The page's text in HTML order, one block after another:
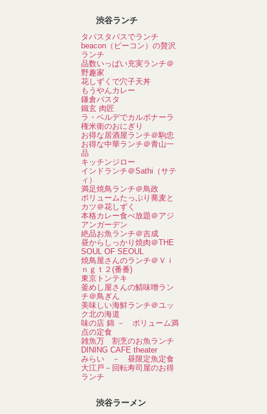
渋谷ランチ
タパスタパスでランチ
beacon（ビーコン）の贅沢
ランチ
品数いっぱい充実ランチ＠
野趣家
花しずくで穴子天丼
もうやんカレー
鎌倉パスタ
鐵玄 肉匠
ラ・ベルデでカルボナーラ
権米衛のおにぎり
お得な居酒屋ランチ＠駒忠
お得な中華ランチ＠青山一
品
キッチンジロー
インドランチ＠Sathi（サテ
ィ）
満足焼鳥ランチ＠鳥政
ボリュームたっぷり蕎麦と
カツ＠花しずく
本格カレー食べ放題＠アジ
アンガーデン
絶品お魚ランチ＠吉成
昼からしっかり焼肉＠THE
SOUL OF SEOUL
焼鳥屋さんのランチ＠Ｖｉ
ｎｇｔ２(番番)
東京トンテキ
釜めし屋さんの鯖味噌ラン
チ＠鳥ぎん
美味しい海鮮ランチ＠ユッ
ク北の海道
味の店 錦 － ボリューム満
点の定食
雑魚万 割烹のお魚ランチ
DINING CAFE theater
みらい － 昼限定魚定食
大江戸－回転寿司屋のお得
ランチ
渋谷ラーメン